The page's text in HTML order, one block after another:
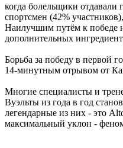
когда болельщики
спортсмен (42%
Наилучшим путём к победе
дополнительных
Борьба за победу в первой
14-минутным отрывом от
Многие специалисты и
Вуэльты из года в год
легендарные из них - это
максимальный уклон -